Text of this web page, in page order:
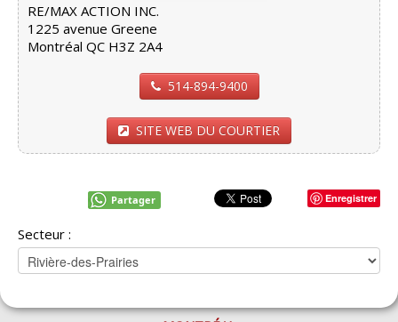
RE/MAX ACTION INC.
1225 avenue Greene
Montréal QC H3Z 2A4
514-894-9400
SITE WEB DU COURTIER
Enregistrer
Partager
Secteur :